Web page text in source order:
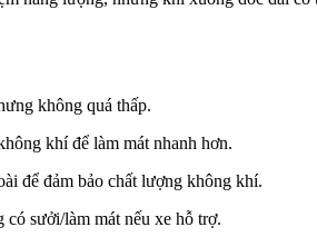
không quá thấp.
khí để làm mát nhanh hơn.
để đảm bảo chất lượng không khí.
có sưởi/làm mát nếu xe hỗ trợ.